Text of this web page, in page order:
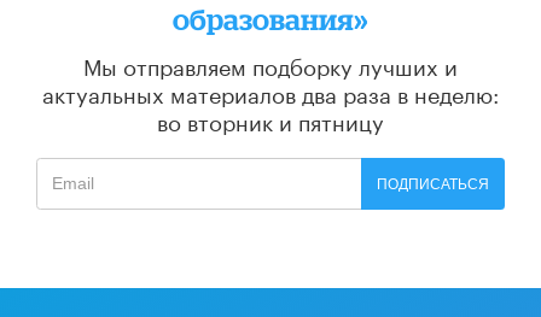
образования»
Мы отправляем подборку лучших и
актуальных материалов два раза в неделю:
во вторник и пятницу
ПОДПИСАТЬСЯ